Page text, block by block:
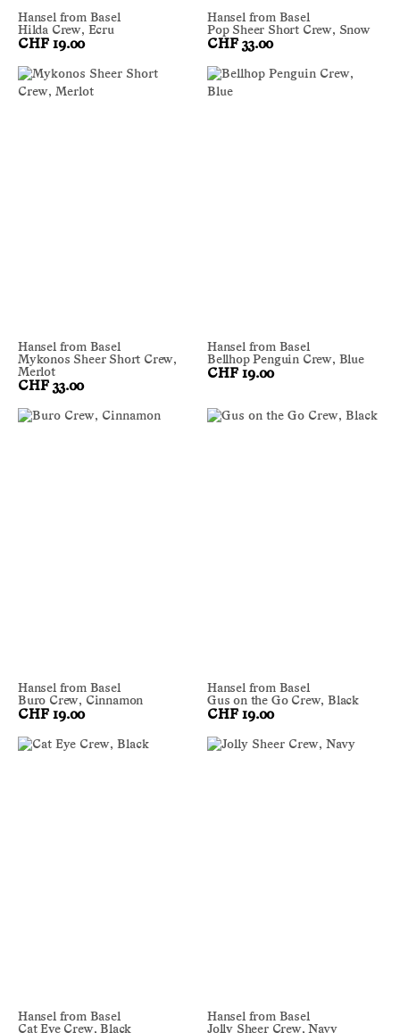
Hansel from Basel
Hilda Crew, Ecru
CHF 19.00
Hansel from Basel
Pop Sheer Short Crew, Snow
CHF 33.00
Hansel from Basel
Mykonos Sheer Short Crew,
Merlot
CHF 33.00
Hansel from Basel
Bellhop Penguin Crew, Blue
CHF 19.00
Hansel from Basel
Buro Crew, Cinnamon
CHF 19.00
Hansel from Basel
Gus on the Go Crew, Black
CHF 19.00
Hansel from Basel
Cat Eye Crew, Black
Hansel from Basel
Jolly Sheer Crew, Navy